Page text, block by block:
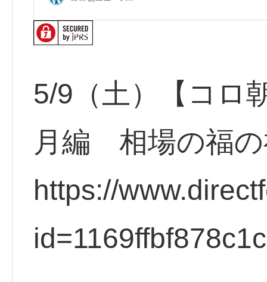
5/9（土）【コ
月編 相場の福の
https://